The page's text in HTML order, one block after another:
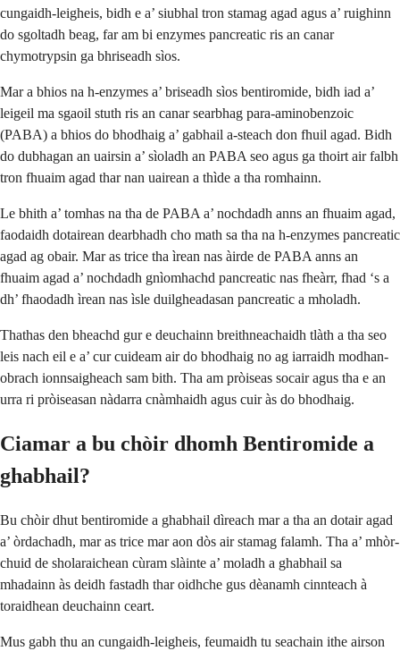
cungaidh-leigheis, bidh e a’ siubhal tron stamag agad agus a’ ruighinn
do sgoltadh beag, far am bi enzymes pancreatic ris an canar
chymotrypsin ga bhriseadh sìos.
Mar a bhios na h-enzymes a’ briseadh sìos bentiromide, bidh iad a’
leigeil ma sgaoil stuth ris an canar searbhag para-aminobenzoic
(PABA) a bhios do bhodhaig a’ gabhail a-steach don fhuil agad. Bidh
do dubhagan an uairsin a’ sìoladh an PABA seo agus ga thoirt air falbh
tron fhuaim agad thar nan uairean a thìde a tha romhainn.
Le bhith a’ tomhas na tha de PABA a’ nochdadh anns an fhuaim agad,
faodaidh dotairean dearbhadh cho math sa tha na h-enzymes pancreatic
agad ag obair. Mar as trice tha ìrean nas àirde de PABA anns an
fhuaim agad a’ nochdadh gnìomhachd pancreatic nas fheàrr, fhad ‘s a
dh’ fhaodadh ìrean nas ìsle duilgheadasan pancreatic a mholadh.
Thathas den bheachd gur e deuchainn breithneachaidh tlàth a tha seo
leis nach eil e a’ cur cuideam air do bhodhaig no ag iarraidh modhan-
obrach ionnsaigheach sam bith. Tha am pròiseas socair agus tha e an
urra ri pròiseasan nàdarra cnàmhaidh agus cuir às do bhodhaig.
Ciamar a bu chòir dhomh Bentiromide a
ghabhail?
Bu chòir dhut bentiromide a ghabhail dìreach mar a tha an dotair agad
a’ òrdachadh, mar as trice mar aon dòs air stamag falamh. Tha a’ mhòr-
chuid de sholaraichean cùram slàinte a’ moladh a ghabhail sa
mhadainn às deidh fastadh thar oidhche gus dèanamh cinnteach à
toraidhean deuchainn ceart.
Mus gabh thu an cungaidh-leigheis, feumaidh tu seachain ithe airson